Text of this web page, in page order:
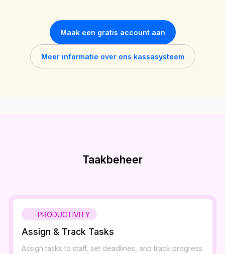
Maak een gratis account aan
Meer informatie over ons kassasysteem
Taakbeheer
PRODUCTIVITY
Assign & Track Tasks
Assign tasks to staff, set deadlines, and track progress